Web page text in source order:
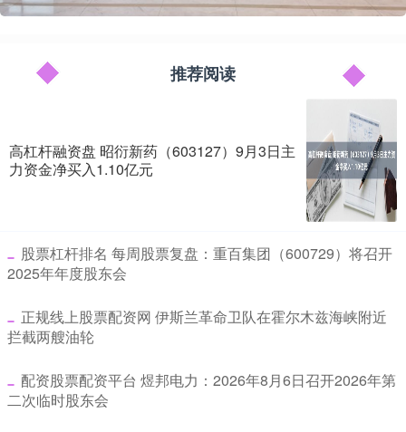
推荐阅读
高杠杆融资盘 昭衍新药（603127）9月3日主
力资金净买入1.10亿元
​股票杠杆排名 每周股票复盘：重百集团（600729）将召开
2025年年度股东会
​正规线上股票配资网 伊斯兰革命卫队在霍尔木兹海峡附近
拦截两艘油轮
​配资股票配资平台 煜邦电力：2026年8月6日召开2026年第
二次临时股东会